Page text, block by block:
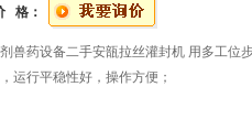
格：
兽药设备二手安瓿拉丝灌封机 用多工位
运行平稳性好，操作方便；